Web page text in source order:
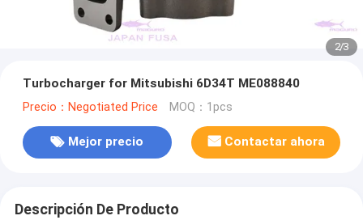
2/3
Turbocharger for Mitsubishi 6D34T ME088840
Precio：Negotiated Price MOQ：1pcs
Mejor precio Contactar ahora
Descripción De Producto